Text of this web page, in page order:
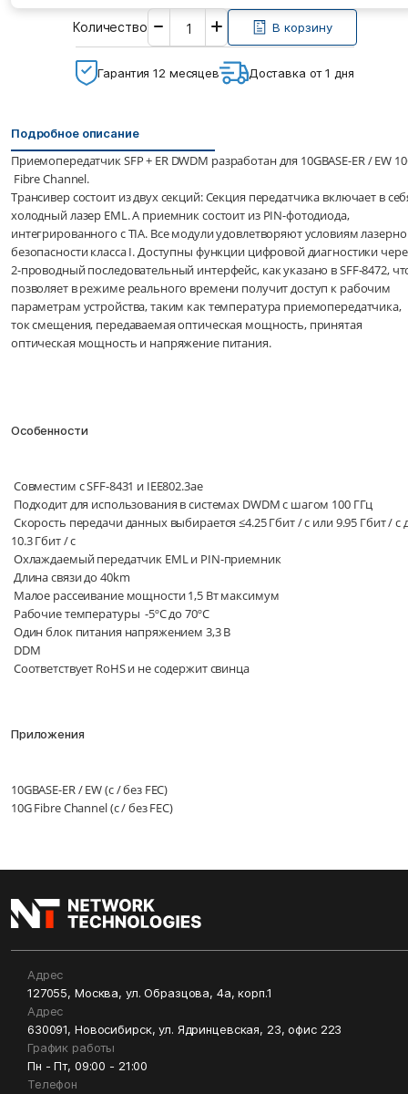
Количество
Введите
необходимое
количество
В корзину
Гарантия 12 месяцев Доставка от 1 дня
Подробное описание
Приемопередатчик SFP + ER DWDM разработан для 10GBASE-ER / EW
Fibre Channel.
Трансивер состоит из двух секций: Секция передатчика включает в
холодный лазер EML. А приемник состоит из PIN-фотодиода,
интегрированного с TIA. Все модули удовлетворяют условиям
безопасности класса I. Доступны функции цифровой диагностики
2-проводный последовательный интерфейс, как указано в SFF-8472,
позволяет в режиме реального времени получит доступ к рабочим
параметрам устройства, таким как температура приемопередатчика,
ток смещения, передаваемая оптическая мощность, принятая
оптическая мощность и напряжение питания.
Особенности
Совместим с SFF-8431 и IEE802.3ae
Подходит для использования в системах DWDM с шагом 100 ГГц
Скорость передачи данных выбирается ≤4.25 Гбит / с или 9.95 Гбит / с
10.3 Гбит / с
Охлаждаемый передатчик EML и PIN-приемник
Длина связи до 40km
Малое рассеивание мощности 1,5 Вт максимум
Рабочие температуры -5ºC до 70ºC
Один блок питания напряжением 3,3 В
DDM
Соответствует RoHS и не содержит свинца
Приложения
10GBASE-ER / EW (с / без FEC)
10G Fibre Channel (с / без FEC)
Адрес
127055, Москва, ул. Образцова, 4а, корп.1
Адрес
630091, Новосибирск, ул. Ядринцевская, 23, офис 223
График работы
Пн - Пт, 09:00 - 21:00
Телефон